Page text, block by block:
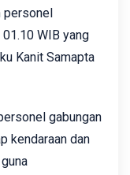
WIB yang
Kanit Samapta
gabungan
kendaraan dan